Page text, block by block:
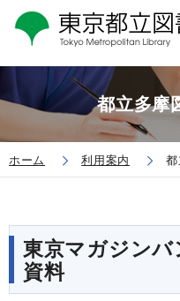
都立多摩
ホーム 利用案内
東京マガジン
資料